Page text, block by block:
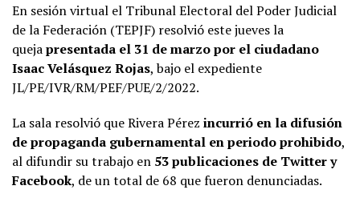
En sesión virtual el Tribunal Electoral del Poder Judicial
de la Federación (TEPJF) resolvió este jueves la
quejapresentada el 31 de marzo por el ciudadano
Isaac Velásquez Rojas, bajo el expediente
JL/PE/IVR/RM/PEF/PUE/2/2022.
La sala resolvió que Rivera Pérez incurrió en la difusión
de propaganda gubernamental en periodo prohibido,
al difundir su trabajo en 53 publicaciones de Twitter y
Facebook, de un total de 68 que fueron denunciadas.